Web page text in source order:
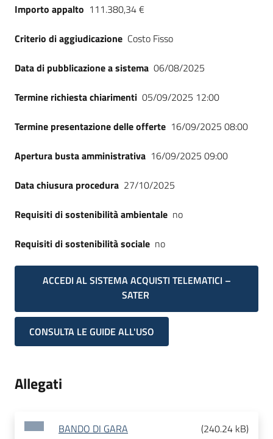
Importo appalto 111.380,34 €
Criterio di aggiudicazione Costo Fisso
Data di pubblicazione a sistema 06/08/2025
Termine richiesta chiarimenti 05/09/2025 12:00
Termine presentazione delle offerte 16/09/2025 08:00
Apertura busta amministrativa 16/09/2025 09:00
Data chiusura procedura 27/10/2025
Requisiti di sostenibilità ambientale no
Requisiti di sostenibilità sociale no
ACCEDI AL SISTEMA ACQUISTI TELEMATICI –
SATER
CONSULTA LE GUIDE ALL'USO
Allegati
BANDO DI GARA (240.24 kB)